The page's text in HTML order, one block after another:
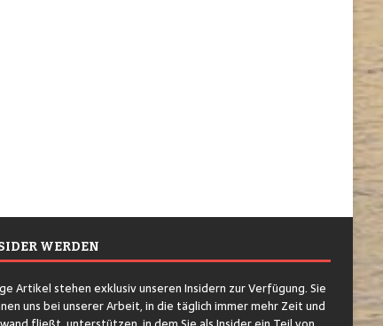
WERDEN
Artikel stehen exklusiv unseren Insidern zur Verfügung. Sie
uns bei unserer Arbeit, in die täglich immer mehr Zeit und